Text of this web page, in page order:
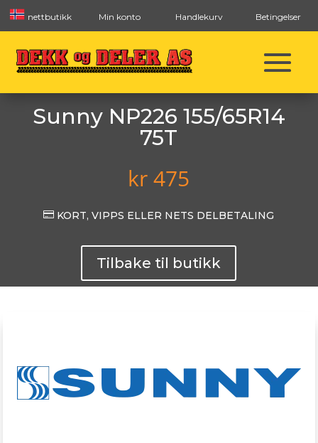
nettbutikk Min konto Handlekurv Betingelser
Sunny NP226 155/65R14
75T
kr475
 KORT, VIPPS ELLER NETS DELBETALING
Tilbake til butikk